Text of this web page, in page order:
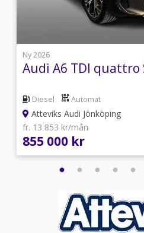
1
Ny 2026
Audi A6 TDI quattro
Diesel Automat
Atteviks Audi Jönköping
fr. 13 853 kr/mån
855 000 kr